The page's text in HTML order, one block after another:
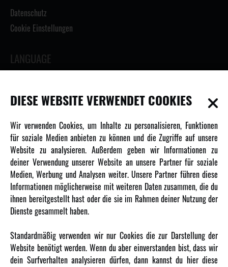
Datenschutz
Cookie Einstellungen
LANGUAGE
INFORMATIONEN
Newsletter
Über uns
Karriere
Amewi Kataloge
AMXRacing - Qualitäts RC-Zubehör
DIESE WEBSITE VERWENDET COOKIES
Wir verwenden Cookies, um Inhalte zu personalisieren, Funktionen
für soziale Medien anbieten zu können und die Zugriffe auf unsere
Website zu analysieren. Außerdem geben wir Informationen zu
deiner Verwendung unserer Website an unsere Partner für soziale
Medien, Werbung und Analysen weiter. Unsere Partner führen diese
Informationen möglicherweise mit weiteren Daten zusammen, die du
ihnen bereitgestellt hast oder die sie im Rahmen deiner Nutzung der
Dienste gesammelt haben.
Standardmäßig verwenden wir nur Cookies die zur Darstellung der
Website benötigt werden. Wenn du aber einverstanden bist, dass wir
dein Surfverhalten analysieren dürfen, dann kannst du hier diese